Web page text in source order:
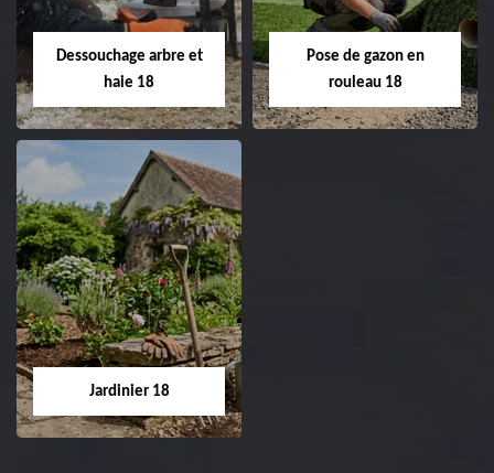
18 Cher tel:
02.52.56.49.40
Entreprise tonte et
Cher tel: 02.52.56.49.40
Dessouchage arbre et
haie 18
Dessouchage arbre
et haie 18
Entreprise dessouchage
arbre et haie 18 Cher
Pose de gazon en
rouleau 18
Jardinier 18